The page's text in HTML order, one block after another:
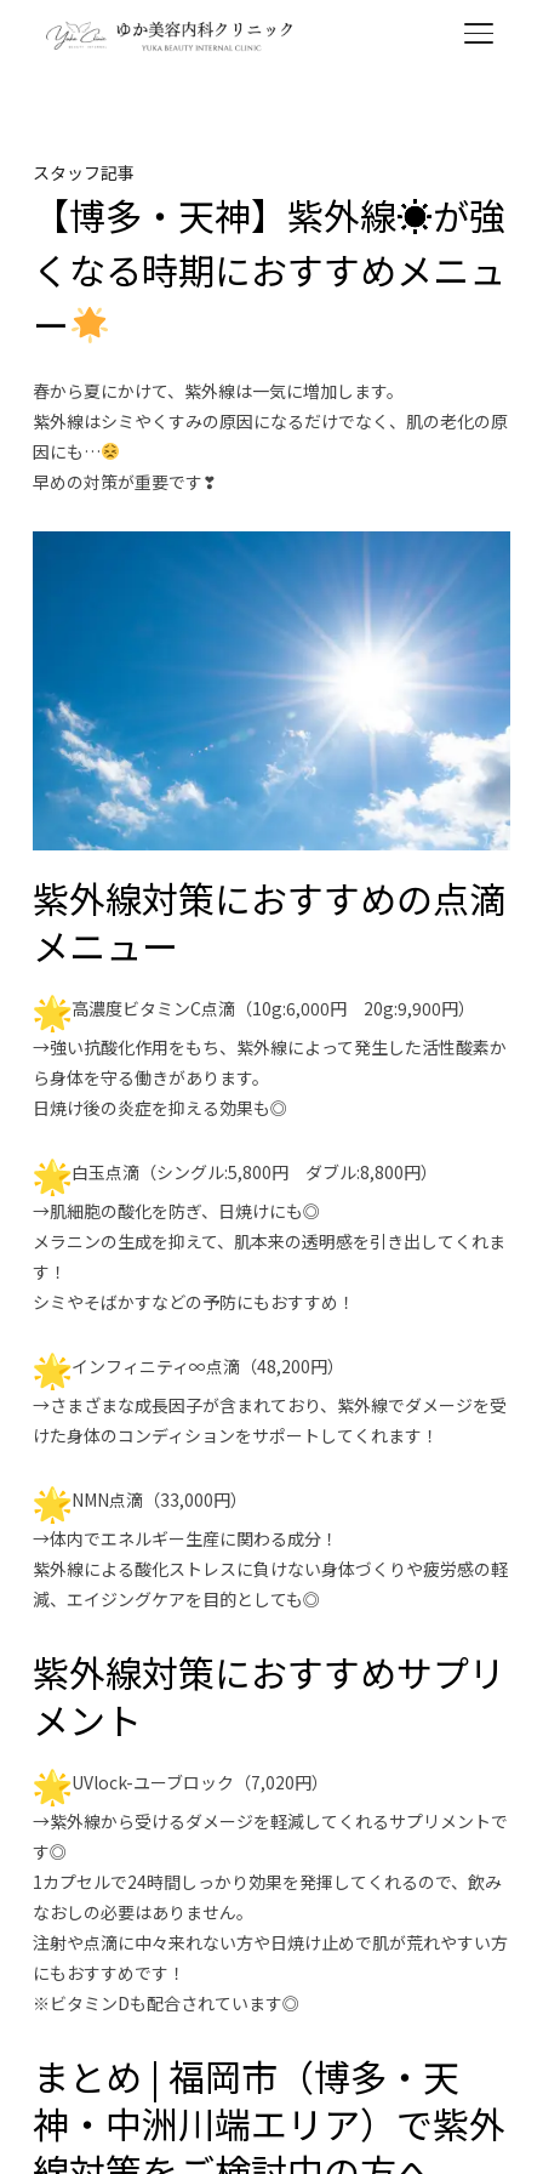
スタッフ記事
【博多・天神】紫外線☀が強
くなる時期におすすめメニュ
ー
春から夏にかけて、紫外線は一気に増加します。
紫外線はシミやくすみの原因になるだけでなく、肌の老化の原
因にも…
早めの対策が重要です❣
紫外線対策におすすめの点滴
メニュー
高濃度ビタミンC点滴（10g:6,000円 20g:9,900円）
→強い抗酸化作用をもち、紫外線によって発生した活性酸素か
ら身体を守る働きがあります。
日焼け後の炎症を抑える効果も◎
白玉点滴（シングル:5,800円 ダブル:8,800円）
→肌細胞の酸化を防ぎ、日焼けにも◎
メラニンの生成を抑えて、肌本来の透明感を引き出してくれま
す！
シミやそばかすなどの予防にもおすすめ！
インフィニティ∞点滴（48,200円）
→さまざまな成長因子が含まれており、紫外線でダメージを受
けた身体のコンディションをサポートしてくれます！
NMN点滴（33,000円）
→体内でエネルギー生産に関わる成分！
紫外線による酸化ストレスに負けない身体づくりや疲労感の軽
減、エイジングケアを目的としても◎
紫外線対策におすすめサプリ
メント
UVlock-ユーブロック（7,020円）
→紫外線から受けるダメージを軽減してくれるサプリメントで
す◎
1カプセルで24時間しっかり効果を発揮してくれるので、飲み
なおしの必要はありません。
注射や点滴に中々来れない方や日焼け止めで肌が荒れやすい方
にもおすすめです！
※ビタミンDも配合されています◎
まとめ | 福岡市（博多・天
神・中洲川端エリア）で紫外